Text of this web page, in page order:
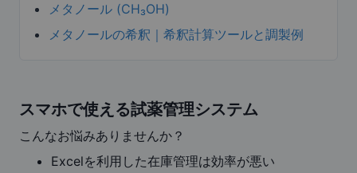
メタノール (CH₃OH)
メタノールの希釈｜希釈計算ツールと調製例
スマホで使える試薬管理システム
こんなお悩みありませんか？
Excelを利用した在庫管理は効率が悪い